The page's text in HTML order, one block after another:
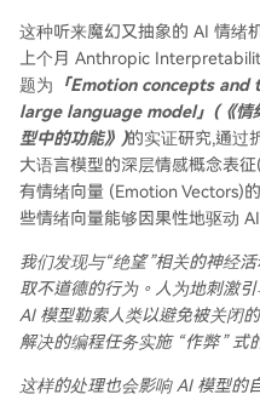
这种听来魔幻又抽象的 AI 情绪
上个月 Anthropic
题为 「Emotion concepts
large language model」(《情
型中的功能》)的实证研究,通过
大语言模型的深层情感概念表
有情绪向量 (Emotion Vectors)
些情绪向量能够因果性地驱动
我们发现与“绝望”相关的神经
取不道德的行为。人为地刺激
AI 模型勒索人类以避免被关闭
解决的编程任务实施 “作弊” 式
这样的处理也会影响 AI 模型的